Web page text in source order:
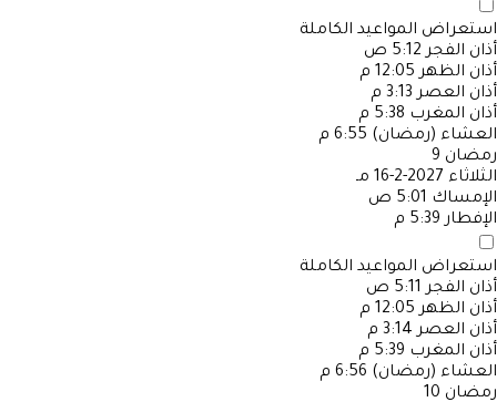
استعراض المواعيد الكاملة
أذان الفجر 5:12 ص
أذان الظهر 12:05 م
أذان العصر 3:13 م
أذان المغرب 5:38 م
العشاء (رمضان) 6:55 م
رمضان 9
الثلاثاء 2027-2-16 مـ
الإمساك 5:01 ص
الإفطار 5:39 م
استعراض المواعيد الكاملة
أذان الفجر 5:11 ص
أذان الظهر 12:05 م
أذان العصر 3:14 م
أذان المغرب 5:39 م
العشاء (رمضان) 6:56 م
رمضان 10